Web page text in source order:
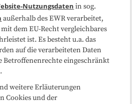
Nutzungsdaten in sog.
außerhalb des EWR verarbeitet,
dem EU-Recht vergleichbares
ist. Es besteht u.a. das
auf die verarbeiteten Daten
Betroffenenrechte eingeschränkt
weitere Erläuterungen
Cookies und der